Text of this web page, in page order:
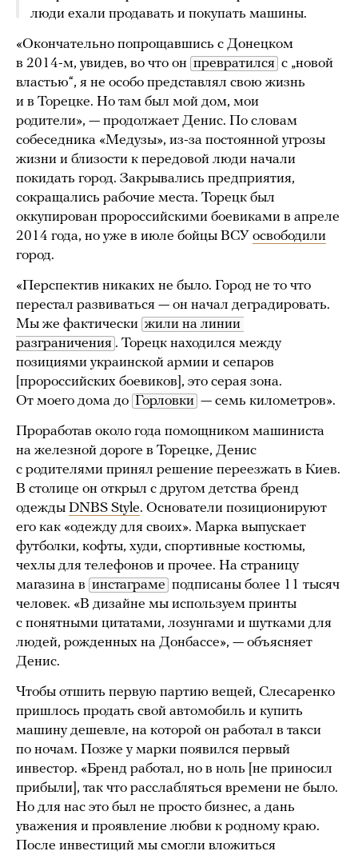
люди ехали продавать и покупать машины.
«Окончательно попрощавшись с Донецком
в 2014-м, увидев, во что он превратился с „новой
властью“, я не особо представлял свою жизнь
и в Торецке. Но там был мой дом, мои
родители», — продолжает Денис. По словам
собеседника «Медузы», из-за постоянной угрозы
жизни и близости к передовой люди начали
покидать город. Закрывались предприятия,
сокращались рабочие места. Торецк был
оккупирован пророссийскими боевиками в апреле
2014 года, но уже в июле бойцы ВСУ освободили
город.
«Перспектив никаких не было. Город не то что
перестал развиваться — он начал деградировать.
Мы же фактически жили на линии
разграничения . Торецк находился между
позициями украинской армии и сепаров
[пророссийских боевиков], это серая зона.
От моего дома до Горловки — семь километров».
Проработав около года помощником машиниста
на железной дороге в Торецке, Денис
с родителями принял решение переезжать в Киев.
В столице он открыл с другом детства бренд
одежды DNBS Style. Основатели позиционируют
его как «одежду для своих». Марка выпускает
футболки, кофты, худи, спортивные костюмы,
чехлы для телефонов и прочее. На страницу
магазина в инстаграме подписаны более 11 тысяч
человек. «В дизайне мы используем принты
с понятными цитатами, лозунгами и шутками для
людей, рожденных на Донбассе», — объясняет
Денис.
Чтобы отшить первую партию вещей, Слесаренко
пришлось продать свой автомобиль и купить
машину дешевле, на которой он работал в такси
по ночам. Позже у марки появился первый
инвестор. «Бренд работал, но в ноль [не приносил
прибыли], так что расслабляться времени не было.
Но для нас это был не просто бизнес, а дань
уважения и проявление любви к родному краю.
После инвестиций мы смогли вложиться